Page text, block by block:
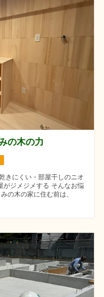
の木の力
きにくい・部屋干しのニオ
がジメジメする そんなお悩
の木の家に住む前は、